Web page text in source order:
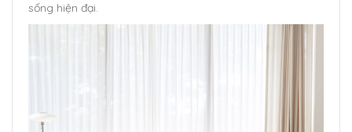
sống hiện đại.